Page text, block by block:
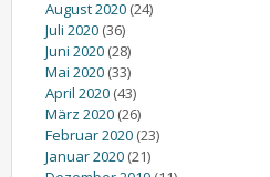
August 2020 (24)
Juli 2020 (36)
Juni 2020 (28)
Mai 2020 (33)
April 2020 (43)
März 2020 (26)
Februar 2020 (23)
Januar 2020 (21)